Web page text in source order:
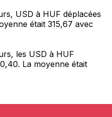
USD à HUF déplacées
était 315,67 avec
les USD à HUF
La moyenne était